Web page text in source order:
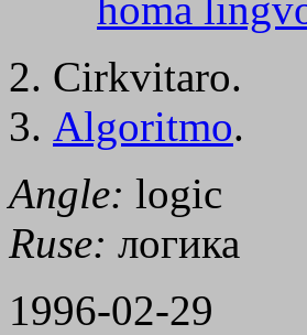
Cirkvitaro.
Algoritmo.
Angle: logic
Ruse: логика
1996-02-29